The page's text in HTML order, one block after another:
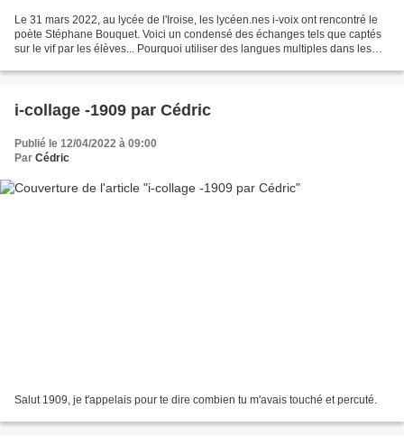
Le 31 mars 2022, au lycée de l'Iroise, les lycéen.nes i-voix ont rencontré le
poète Stéphane Bouquet. Voici un condensé des échanges tels que captés
sur le vif par les élèves... Pourquoi utiliser des langues multiples dans les
i-collage -1909 par Cédric
Publié le 12/04/2022 à 09:00
Par Cédric
Salut 1909, je t'appelais pour te dire combien tu m'avais touché et percuté.